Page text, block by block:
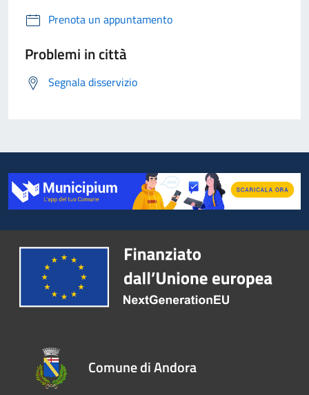
Prenota un appuntamento
Problemi in città
Segnala disservizio
Comune di Andora